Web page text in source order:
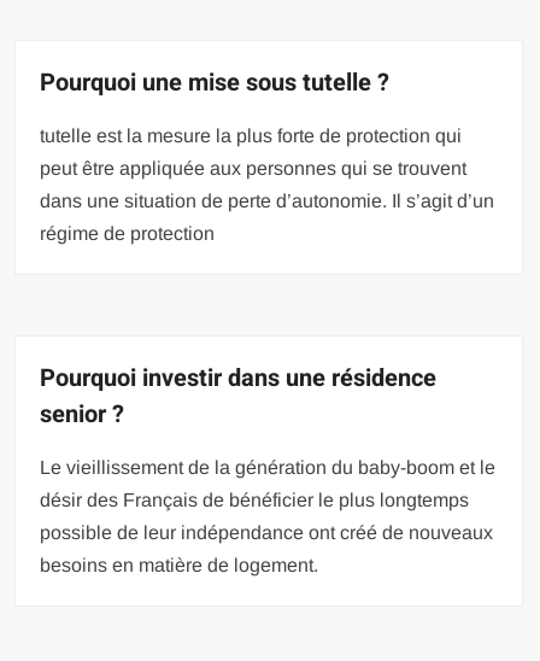
Pourquoi une mise sous tutelle ?
tutelle est la mesure la plus forte de protection qui
peut être appliquée aux personnes qui se trouvent
dans une situation de perte d’autonomie. Il s’agit d’un
régime de protection
Pourquoi investir dans une résidence
senior ?
Le vieillissement de la génération du baby-boom et le
désir des Français de bénéficier le plus longtemps
possible de leur indépendance ont créé de nouveaux
besoins en matière de logement.